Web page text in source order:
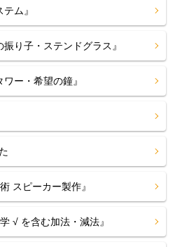
ム』
り子・ステンドグラス』
ー・希望の鐘』
スピーカー製作』
√ を含む加法・減法』